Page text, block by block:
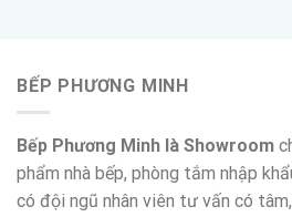
BẾP PHƯƠNG MINH
Bếp Phương Minh là Showroom
phẩm nhà bếp, phòng tắm nhập
có đội ngũ nhân viên tư vấn có